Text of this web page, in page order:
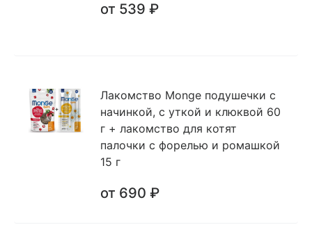
от 539 ₽
Лакомство Monge подушечки с
начинкой, с уткой и клюквой 60
г + лакомство для котят
палочки с форелью и ромашкой
15 г
от 690 ₽